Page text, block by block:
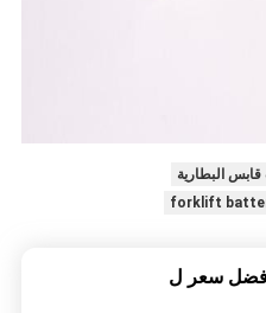
البطارية
forklift
سعر ل